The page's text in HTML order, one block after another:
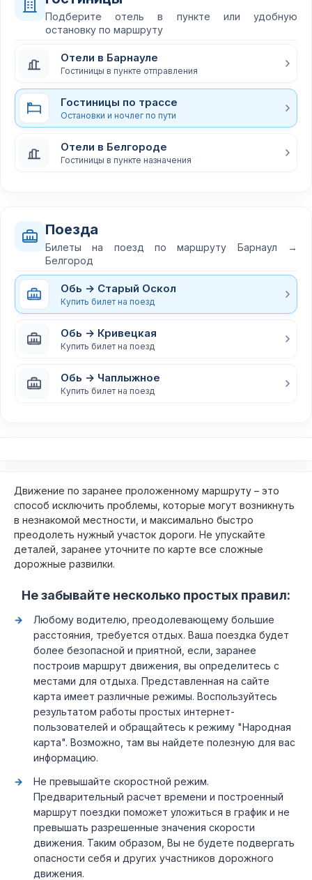
Подберите отель в пункте или удобную
остановку по маршруту
Отели в Барнауле
Гостиницы в пункте отправления
Гостиницы по трассе
Остановки и ночлег по пути
Отели в Белгороде
Гостиницы в пункте назначения
Поезда
Билеты на поезд по маршруту Барнаул →
Белгород
Обь → Старый Оскол
Купить билет на поезд
Обь → Кривецкая
Купить билет на поезд
Обь → Чаплыжное
Купить билет на поезд
Движение по заранее проложенному маршруту – это
способ исключить проблемы, которые могут возникнуть
в незнакомой местности, и максимально быстро
преодолеть нужный участок дороги. Не упускайте
деталей, заранее уточните по карте все сложные
дорожные развилки.
Не забывайте несколько простых правил:
Любому водителю, преодолевающему большие
расстояния, требуется отдых. Ваша поездка будет
более безопасной и приятной, если, заранее
построив маршрут движения, вы определитесь с
местами для отдыха. Представленная на сайте
карта имеет различные режимы. Воспользуйтесь
результатом работы простых интернет-
пользователей и обращайтесь к режиму "Народная
карта". Возможно, там вы найдете полезную для вас
информацию.
Не превышайте скоростной режим.
Предварительный расчет времени и построенный
маршрут поездки поможет уложиться в график и не
превышать разрешенные значения скорости
движения. Таким образом, Вы не будете подвергать
опасности себя и других участников дорожного
движения.